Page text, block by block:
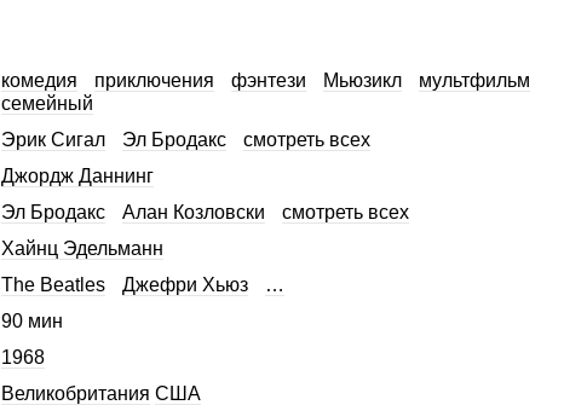
комедия приключения фэнтези Мьюзикл
мультфильм
семейный
Эрик Сигал
Эл Бродакс
смотреть всех
Джордж Даннинг
Эл Бродакс
Алан Козловски
смотреть всех
Хайнц Эдельманн
The Beatles
Джефри Хьюз
…
90 мин
1968
Великобритания США